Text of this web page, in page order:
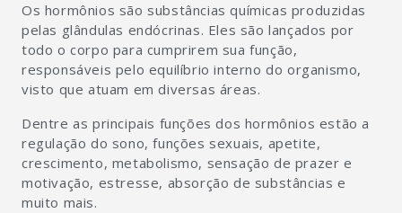
Os hormônios são substâncias químicas produzidas
pelas glândulas endócrinas. Eles são lançados por
todo o corpo para cumprirem sua função,
responsáveis pelo equilíbrio interno do organismo,
visto que atuam em diversas áreas.
Dentre as principais funções dos hormônios estão a
regulação do sono, funções sexuais, apetite,
crescimento, metabolismo, sensação de prazer e
motivação, estresse, absorção de substâncias e
muito mais.